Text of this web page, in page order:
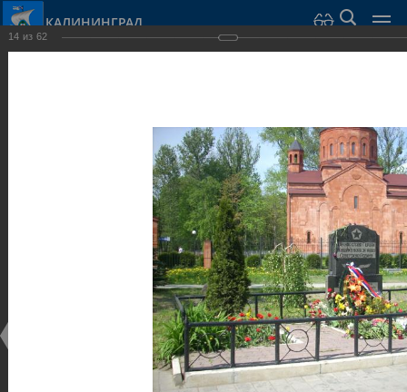
КАЛИНИНГРАД
Скульптуры и мемориалы
14 из 62